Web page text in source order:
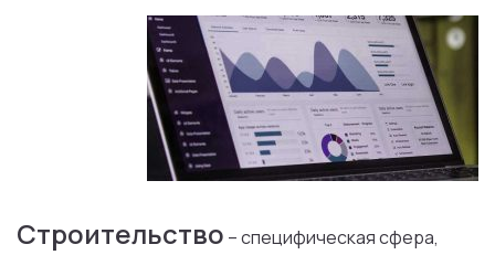
Строительство – специфическая сфера,